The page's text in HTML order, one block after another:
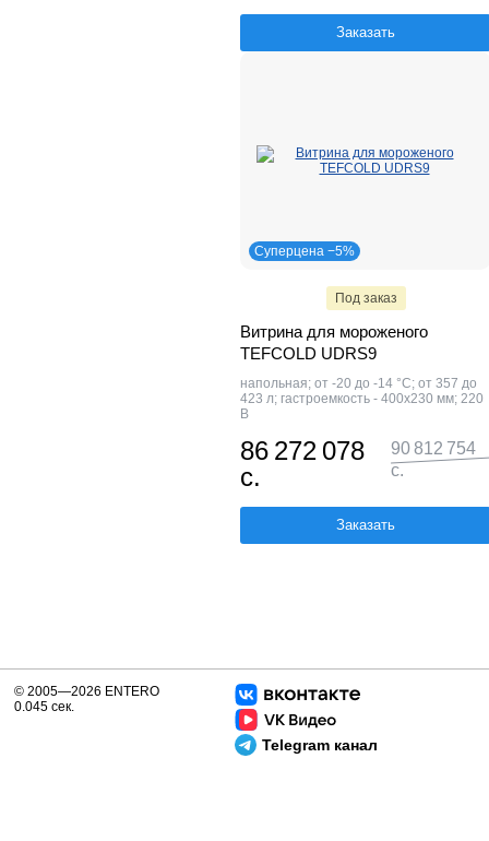
Заказать
Суперцена −5%
Под заказ
Витрина для мороженого
TEFCOLD UDRS9
напольная; от -20 до -14 °С; от 357 до
423 л; гастроемкость - 400x230 мм; 220
В
86 272 078
с.
90 812 754
с.
Заказать
Telegram канал
© 2005—2026 ENTERO
0.045 сек.